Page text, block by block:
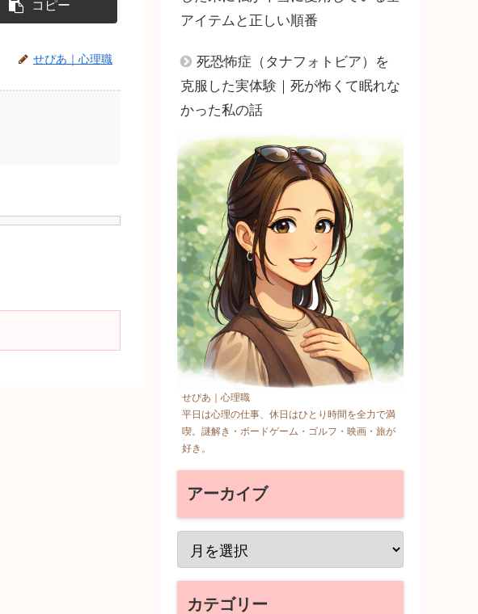
コピー
せぴあ｜心理職
アイテムと正しい順番
死恐怖症（タナフォトビア）を
克服した実体験｜死が怖くて眠れな
かった私の話
せぴあ｜心理職
平日は心理の仕事、休日はひとり時間を全力で満
喫。謎解き・ボードゲーム・ゴルフ・映画・旅が
好き。
アーカイブ
カテゴリー